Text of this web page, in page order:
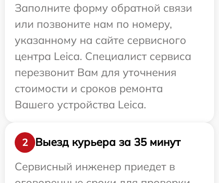
Заполните форму обратной связи
или позвоните нам по номеру,
указанному на сайте сервисного
центра Leica. Специалист сервиса
перезвонит Вам для уточнения
стоимости и сроков ремонта
Вашего устройства Leica.
2
Выезд курьера за 35 минут
Сервисный инженер приедет в